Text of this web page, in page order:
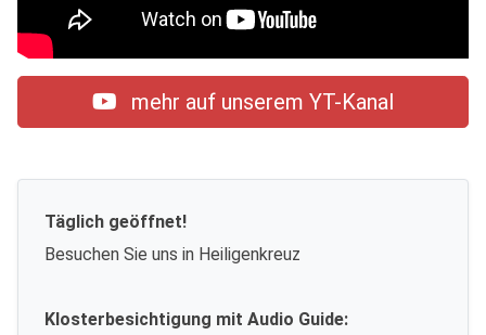
mehr auf unserem YT-Kanal
Täglich geöffnet!
Besuchen Sie uns in Heiligenkreuz
Klosterbesichtigung mit Audio Guide: